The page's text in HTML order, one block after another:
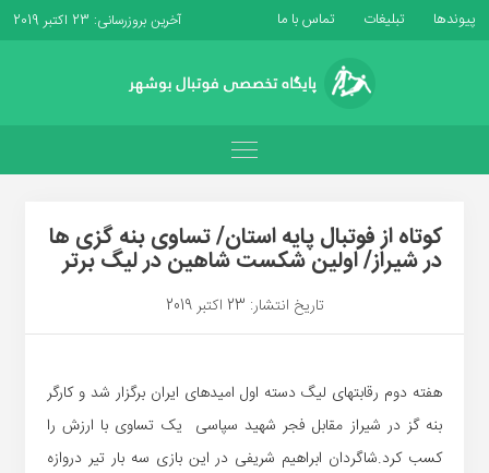
پیوندها تبلیغات تماس با ما آخرین بروزرسانی: 23 اکتبر 2019
کوتاه از فوتبال پایه استان/ تساوی بنه گزی ها
در شیراز/ اولین شکست شاهین در لیگ برتر
تاریخ انتشار: 23 اکتبر 2019
هفته دوم رقابتهای لیگ دسته اول امیدهای ایران برگزار شد و کارگر
بنه گز در شیراز مقابل فجر شهید سپاسی یک تساوی با ارزش را
کسب کرد.شاگردان ابراهیم شریفی در این بازی سه بار تیر دروازه